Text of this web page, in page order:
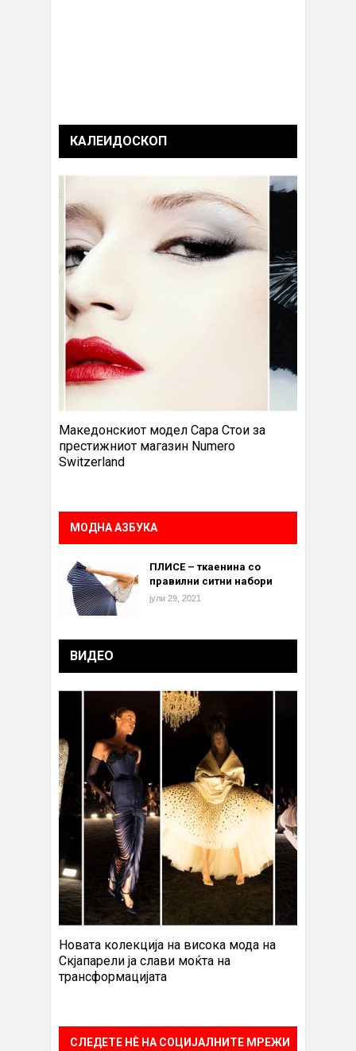
КАЛЕИДОСКОП
Македонскиот модел Сара Стои за
престижниот магазин Numero
Switzerland
МОДНА АЗБУКА
ПЛИСЕ – ткаенина со
правилни ситни набори
јули 29, 2021
ВИДЕО
Новата колекција на висока мода на
Скјапарели ја слави моќта на
трансформацијата
СЛЕДЕТЕ НÈ НА СОЦИЈАЛНИТЕ МРЕЖИ